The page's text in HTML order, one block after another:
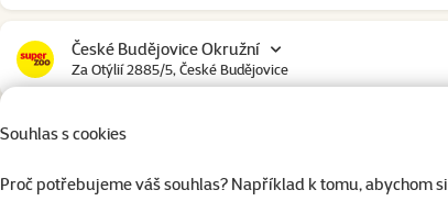
Souhlas s cookies
Proč potřebujeme váš souhlas? Například k tomu, abychom si
České Budějovice Okružní
Za Otýlií 2885/5, České Budějovice
České Budějovice Strakonická